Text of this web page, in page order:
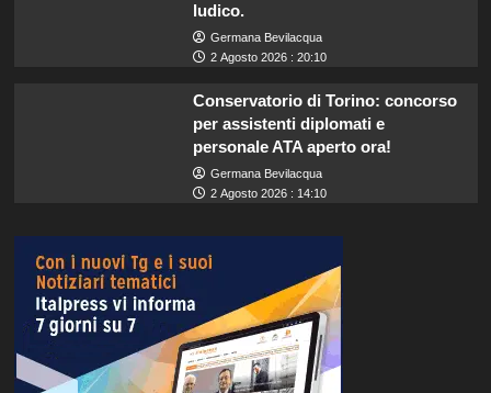
ludico.
Germana Bevilacqua
2 Agosto 2026 : 20:10
Conservatorio di Torino: concorso
per assistenti diplomati e
personale ATA aperto ora!
Germana Bevilacqua
2 Agosto 2026 : 14:10